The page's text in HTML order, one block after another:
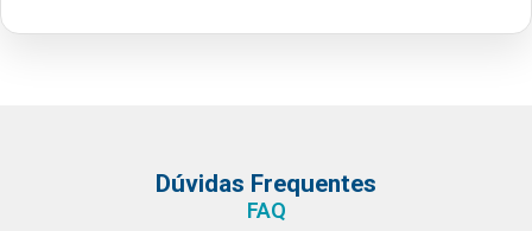
Dúvidas Frequentes
FAQ